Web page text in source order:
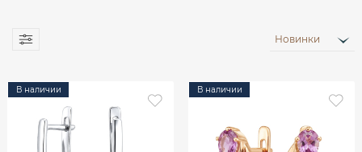
Новинки
В наличии В наличии